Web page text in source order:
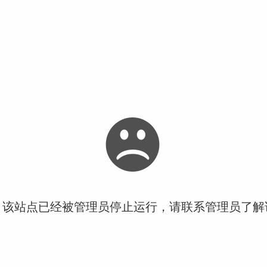
站点已经被管理员停止运行，请联系管理员了